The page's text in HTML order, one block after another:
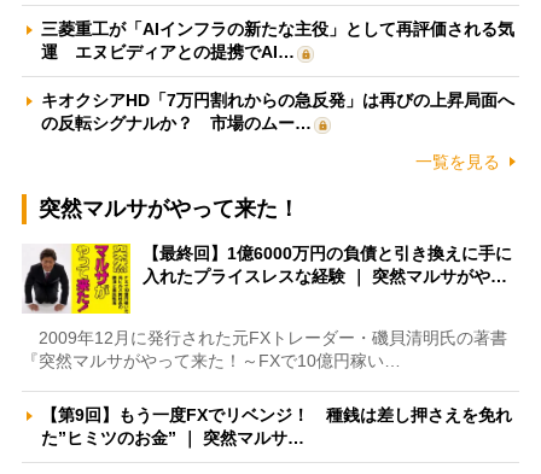
三菱重工が「AIインフラの新たな主役」として再評価される気
運 エヌビディアとの提携でAI…
キオクシアHD「7万円割れからの急反発」は再びの上昇局面へ
の反転シグナルか？ 市場のムー…
一覧を見る
突然マルサがやって来た！
【最終回】1億6000万円の負債と引き換えに手に
入れたプライスレスな経験 ｜ 突然マルサがや…
2009年12月に発行された元FXトレーダー・磯貝清明氏の著書
『突然マルサがやって来た！～FXで10億円稼い…
【第9回】もう一度FXでリベンジ！ 種銭は差し押さえを免れ
た”ヒミツのお金” ｜ 突然マルサ…